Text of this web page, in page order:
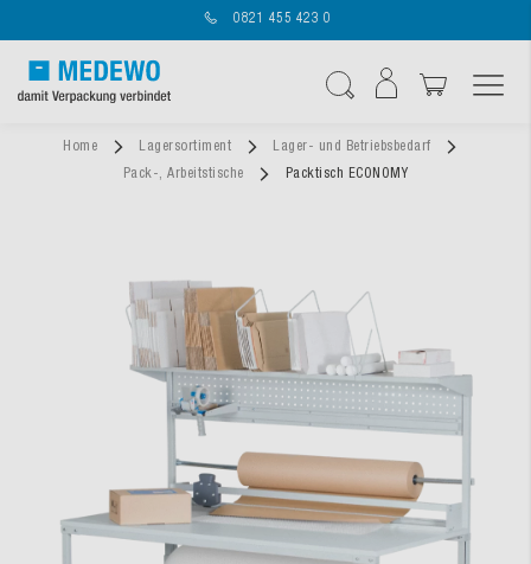
0821 455 423 0
Home Lagersortiment
Lager- und Betriebsbedarf
Pack-, Arbeitstische
Packtisch ECONOMY